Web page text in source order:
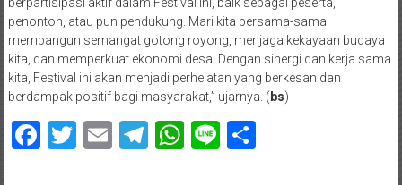
penonton, atau pun pendukung. Mari kita bersama-sama
membangun semangat gotong royong, menjaga kekayaan budaya
kita, dan memperkuat ekonomi desa. Dengan sinergi dan kerja sama
kita, Festival ini akan menjadi perhelatan yang berkesan dan
berdampak positif bagi masyarakat,” ujarnya. ( bs)
Facebook
Twitter
EmailTelegram
WhatsApp
LineShare